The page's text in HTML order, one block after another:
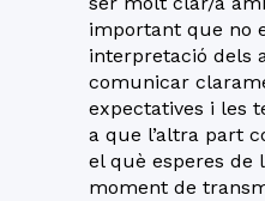
important que no
interpretació dels
comunicar
expectatives i les
a que l’altra part
el què esperes de
moment de